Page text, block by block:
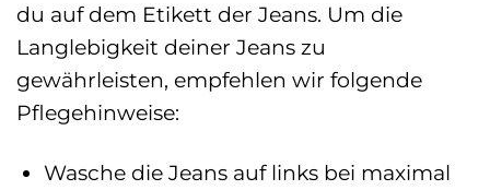
du auf dem Etikett der Jeans. Um die
Langlebigkeit deiner Jeans zu
gewährleisten, empfehlen wir folgende
Pflegehinweise:
Wasche die Jeans auf links bei maximal